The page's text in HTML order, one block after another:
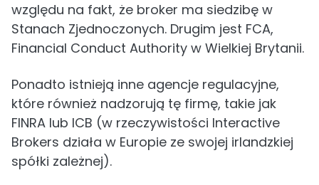
względu na fakt, że broker ma siedzibę w
Stanach Zjednoczonych. Drugim jest FCA,
Financial Conduct Authority w Wielkiej Brytanii.
Ponadto istnieją inne agencje regulacyjne,
które również nadzorują tę firmę, takie jak
FINRA lub ICB (w rzeczywistości Interactive
Brokers działa w Europie ze swojej irlandzkiej
spółki zależnej).